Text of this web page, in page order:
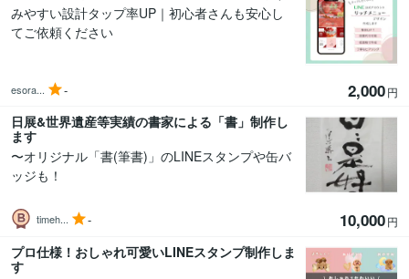
みやすい設計タップ率UP｜初心者さんも安心し
てご依頼ください
esora... - 2,000円
日展&世界遺産等実績の書家による「書」制作し
ます
〜オリジナル「書(筆書)」のLINEスタンプや缶バ
ッジも！
timeh... - 10,000円
プロ仕様！おしゃれ可愛いLINEスタンプ制作しま
す